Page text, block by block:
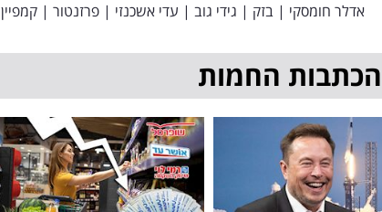
אדלר חומסקי | בזק | גידי גוב | עדי אשכנזי | פרזנטור | קמפיין
הכתבות החמות